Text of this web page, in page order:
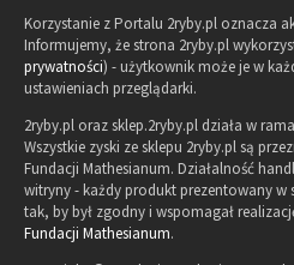
Korzystanie z Portalu 2ryby.pl oznacza
Informujemy, że strona 2ryby.pl
prywatności) - użytkownik może je w
ustawieniach przeglądarki.
2ryby.pl oraz sklep.2ryby.pl działa w
Wszystkie zyski ze sklepu 2ryby.pl są
Fundacji Mathesianum. Działalność
witryny - każdy produkt prezentowany w
tak, by był zgodny i wspomagał
Fundacji Mathesianum.